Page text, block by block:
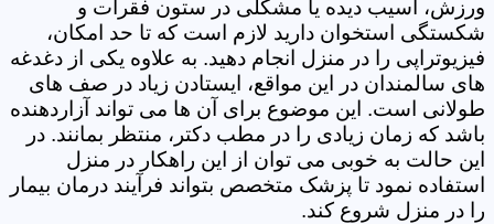
ورزش، آسیب دیده یا مشکلی در ستون فقرات و
شکستگی استخوان دارید لازم است که تا حد امکان،
فیزیوتراپی را در منزل انجام دهید. به علاوه یکی از دغدغه
های سالمندان در این مواقع، ایستادن زیاد در صف های
طولانی است. این موضوع برای آن ها می تواند آزاردهنده
باشد که زمان زیادی را در مطب دکتر، منتظر بمانند. در
این حالت به خوبی می توان از این راهکار در منزل
استفاده نمود تا پزشک متخصص بتواند فرآیند درمان بیمار
را در منزل شروع کند.